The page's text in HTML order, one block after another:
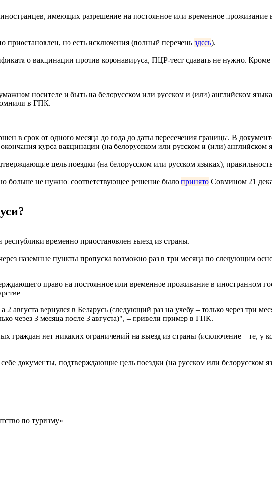
имеющих разрешение на постоянное или временное проживание
приостановлен, но есть исключения (полный перечень здесь).
о вакцинации против коронавируса, ПЦР-тест сдавать не нужно.
носителе и быть на белорусском или русском и (или) английском
в ГПК.
в срок от одного месяца до года до даты пересечения границы. В
курса вакцинации (на белорусском или русском и (или) английском
цель поездки (на белорусском или русском языках),
больше не нужно: соответствующее решение было принято Совмином 21
временно приостановлен выезд из страны.
наземные пункты пропуска возможно раз в три месяца по следующим
право на постоянное или временное проживание в иностранном
августа вернулся в Беларусь (следующий раз на учебу – только через три
через 3 месяца после 3 августа)", – привели пример в ГПК.
граждан нет никаких ограничений на выезд из страны (исключение – те, у
документы, подтверждающие цель поездки (на русском или белорусском
по туризму»